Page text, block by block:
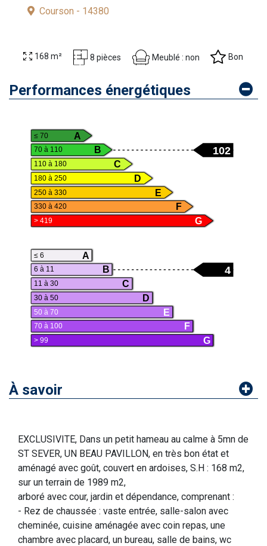
168 m² 8 pièces Meublé : non Bon
Performances énergétiques
A
≤ 70
102
B
70 à 110
C
110 à 180
D
180 à 250
E
250 à 330
F
330 à 420
G
> 419
A
≤ 6
4
B
6 à 11
C
11 à 30
D
30 à 50
E
50 à 70
F
70 à 100
G
> 99
À savoir
EXCLUSIVITE, Dans un petit hameau au calme à 5mn de
ST SEVER, UN BEAU PAVILLON, en très bon état et
aménagé avec goût, couvert en ardoises, S.H : 168 m2,
sur un terrain de 1989 m2,
arboré avec cour, jardin et dépendance, comprenant :
- Rez de chaussée : vaste entrée, salle-salon avec
cheminée, cuisine aménagée avec coin repas, une
chambre avec placard, un bureau, salle de bains, wc
Courson - 14380